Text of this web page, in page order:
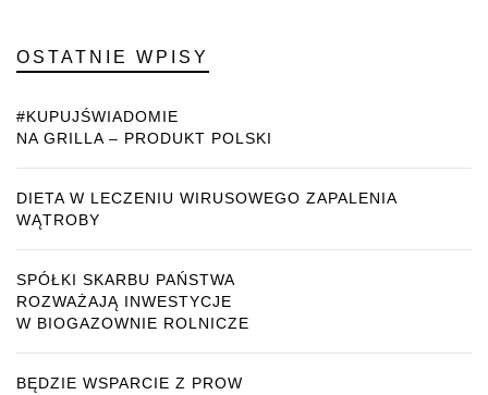
OSTATNIE WPISY
#KUPUJŚWIADOMIE
NA GRILLA – PRODUKT POLSKI
DIETA W LECZENIU WIRUSOWEGO ZAPALENIA
WĄTROBY
SPÓŁKI SKARBU PAŃSTWA
ROZWAŻAJĄ INWESTYCJE
W BIOGAZOWNIE ROLNICZE
BĘDZIE WSPARCIE Z PROW